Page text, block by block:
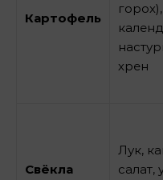
Картофель
горох),
хрен
Свёкла
Лук,
салат,